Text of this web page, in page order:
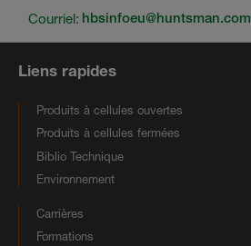
Courriel: hbsinfoeu@huntsman.com
Liens rapides
Produits à cellules ouvertes
Produits à cellules fermées
Biblio Technique
Environnement
Carrières
Formations